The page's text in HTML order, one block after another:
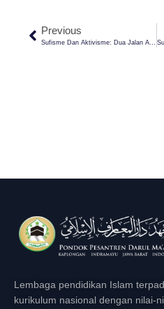
Previous
Sufisme Dan Aktivisme: Dua Jalan Atau Satu Jalan?
Lembaga pendidikan Islam
kurikulum nasional dengan nilai-